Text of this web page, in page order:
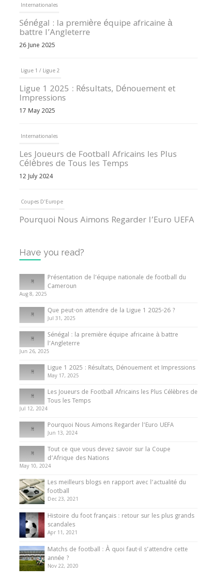
Internationales
Sénégal : la première équipe africaine à
battre l’Angleterre
26 June 2025
Ligue 1 / Ligue 2
Ligue 1 2025 : Résultats, Dénouement et
Impressions
17 May 2025
Internationales
Les Joueurs de Football Africains les Plus
Célèbres de Tous les Temps
12 July 2024
Coupes D'Europe
Pourquoi Nous Aimons Regarder l’Euro UEFA
Internationales
Tout ce que vous devez savoir sur la Coupe
d’Afrique des Nations
10 May 2024
Internationales
Présentation de l’équipe nationale de football
du Cameroun
8 August 2025
Have you read?
Présentation de l’équipe nationale de football du
Cameroun
Aug 8, 2025
Que peut-on attendre de la Ligue 1 2025-26 ?
Jul 31, 2025
Sénégal : la première équipe africaine à battre
l’Angleterre
Jun 26, 2025
Ligue 1 2025 : Résultats, Dénouement et Impressions
May 17, 2025
Les Joueurs de Football Africains les Plus Célèbres de
Tous les Temps
Jul 12, 2024
Pourquoi Nous Aimons Regarder l’Euro UEFA
Jun 13, 2024
Tout ce que vous devez savoir sur la Coupe
d’Afrique des Nations
May 10, 2024
Les meilleurs blogs en rapport avec l’actualité du
football
Dec 23, 2021
Histoire du foot français : retour sur les plus grands
scandales
Apr 11, 2021
Matchs de football : À quoi faut-il s’attendre cette
année ?
Nov 22, 2020